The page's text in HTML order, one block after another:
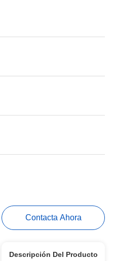
Contacta Ahora
Descripción Del Producto